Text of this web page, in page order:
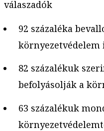
válaszadók
92 százaléka
környezetvédelem
82 százalékuk
befolyásolják a
63 százalékuk